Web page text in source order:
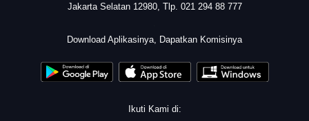
Jakarta Selatan 12980, Tlp. 021 294 88 777
Download Aplikasinya, Dapatkan Komisinya
Ikuti Kami di: